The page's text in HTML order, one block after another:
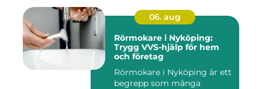
06. aug
Rörmokare i Nyköping:
Trygg VVS-hjälp för hem
och företag
Rörmokare i Nyköping är ett
begrepp som många